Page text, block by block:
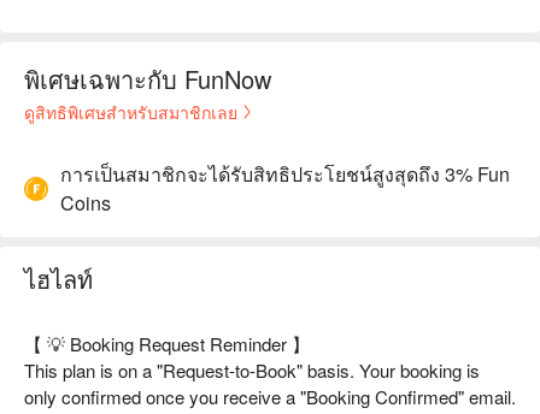
พิเศษเฉพาะกับ FunNow
ดูสิทธิพิเศษสำหรับสมาชิกเลย
การเป็นสมาชิกจะได้รับสิทธิประโยชน์สูงสุดถึง 3% Fun
Coins
ไฮไลท์
【 💡 Booking Request Reminder 】
This plan is on a "Request-to-Book" basis. Your booking is
only confirmed once you receive a "Booking Confirmed" email.